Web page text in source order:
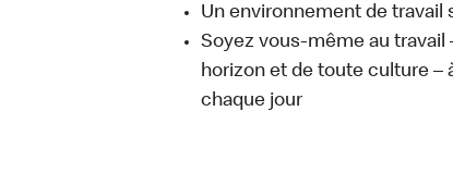
Un environnement de
Soyez vous-même au
horizon et de toute culture –
chaque jour